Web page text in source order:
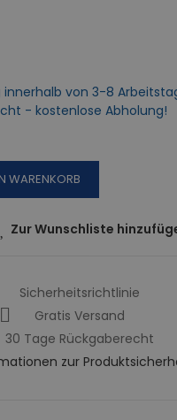
innerhalb von 3-8
- kostenlose Abholung!
WARENKORB
Zur Wunschliste
Sicherheitsrichtlinie
Gratis Versand
30 Tage Rückgaberecht
zur